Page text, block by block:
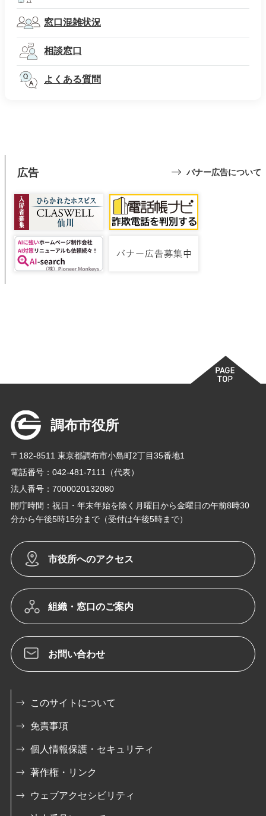
窓口混雑状況
相談窓口
よくある質問
広告 バナー広告について
調布市役所
〒182-8511 東京都調布市小島町2丁目35番地1
電話番号：042-481-7111（代表）
法人番号：7000020132080
開庁時間：祝日・年末年始を除く月曜日から金曜日の午前8時30
分から午後5時15分まで（受付は午後5時まで）
市役所へのアクセス
組織・窓口のご案内
お問い合わせ
このサイトについて
免責事項
個人情報保護・セキュリティ
著作権・リンク
ウェブアクセシビリティ